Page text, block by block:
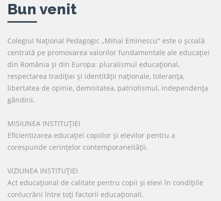
Bun venit
Colegiul Naţional Pedagogic „Mihai Eminescu" este o şcoală
centrată pe promovarea valorilor fundamentale ale educaţiei
din România şi din Europa: pluralismul educaţional,
respectarea tradiţiei şi identităţii naţionale, toleranţa,
libertatea de opinie, demnitatea, patriotismul, independenţa
gândirii.
MISIUNEA INSTITUŢIEI
Eficientizarea educaţiei copiilor şi elevilor pentru a
corespunde cerinţelor contemporaneităţii.
VIZIUNEA INSTITUŢIEI
Act educaţional de calitate pentru copii şi elevi în condiţiile
conlucrării între toţi factorii educaţionali.